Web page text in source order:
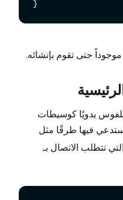
حتى تقوم بإنشائه.
يدويًا كوسيطات
فيها طرقًا مثل
التي تتطلب الاتصال بـ